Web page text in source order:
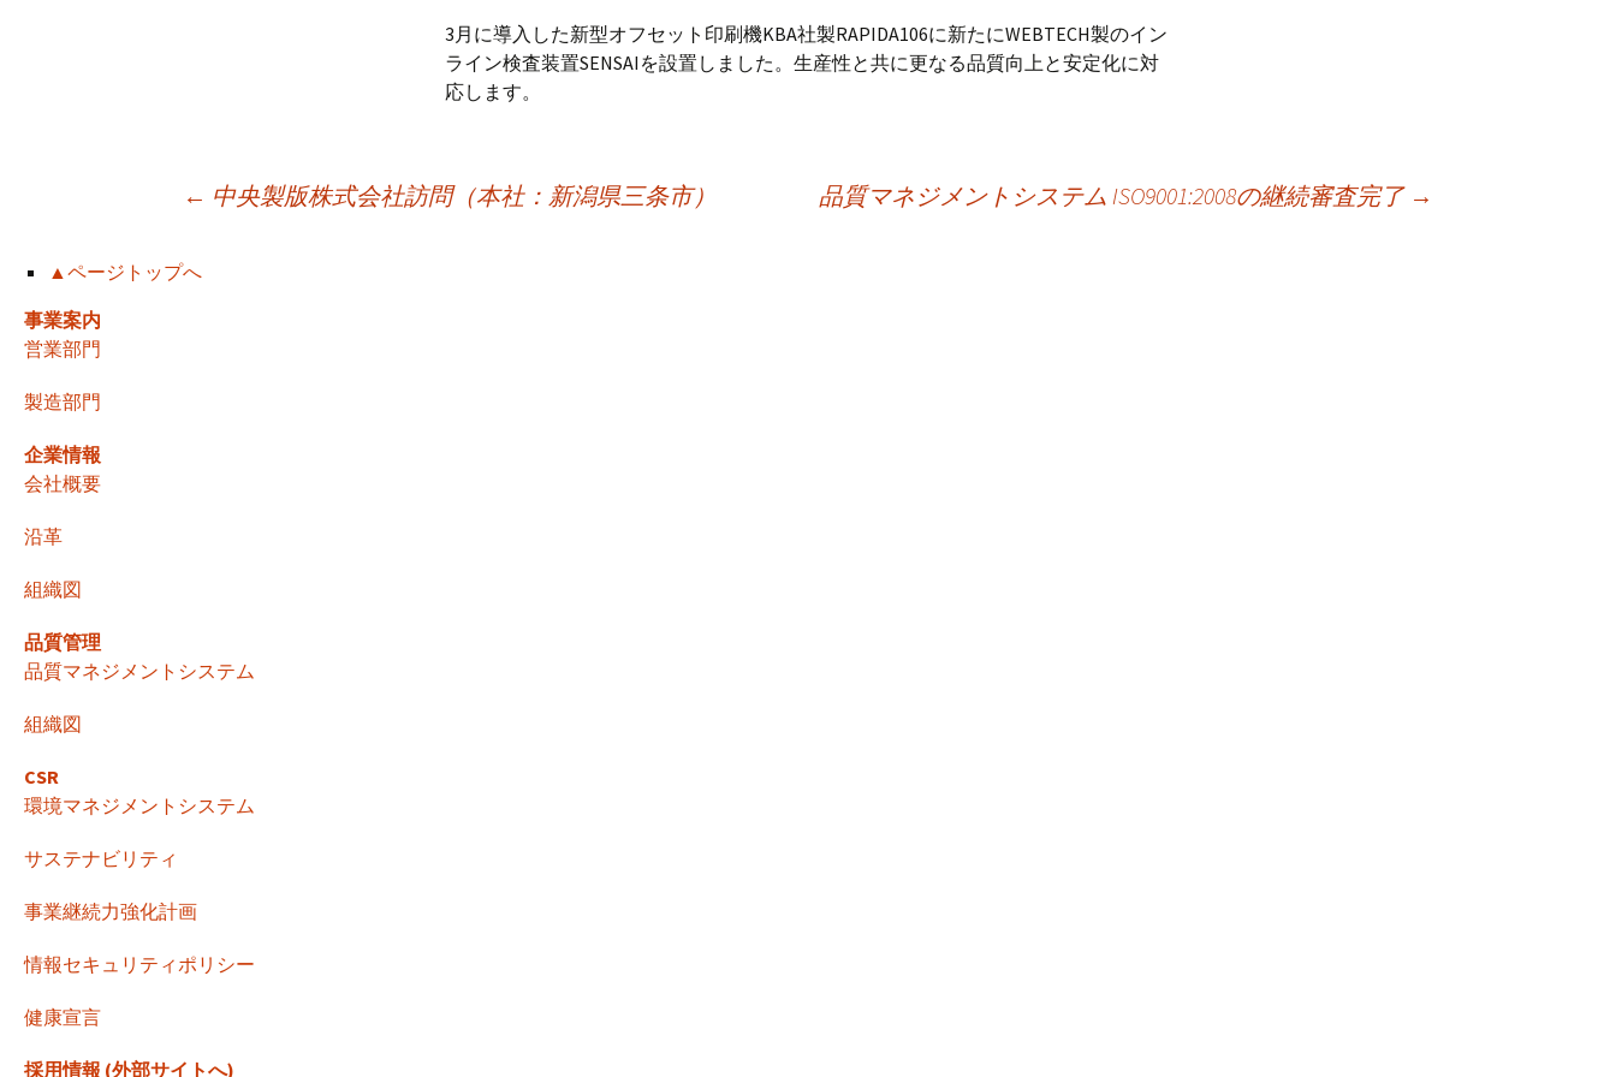
3月に導入した新型オフセット印刷機KBA社製RAPIDA106に新たにWEBTECH製のイン
ライン検査装置SENSAIを設置しました。生産性と共に更なる品質向上と安定化に対
応します。
稿
ナ
ビ
ゲ
ー
シ
ョ
ン
← 中央製版株式会社訪問（本社：新潟県三条市） 品質マネジメントシステム ISO9001:2008の継続審査完了 →
▲ページトップへ
事業案内
営業部門
製造部門
企業情報
会社概要
沿革
組織図
品質管理
品質マネジメントシステム
組織図
CSR
環境マネジメントシステム
サステナビリティ
事業継続力強化計画
情報セキュリティポリシー
健康宣言
採用情報 (外部サイトへ)